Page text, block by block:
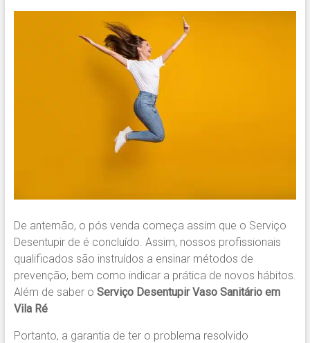
De antemão, o pós venda começa assim que o Serviço
Desentupir de é concluído. Assim, nossos profissionais
qualificados são instruídos a ensinar métodos de
prevenção, bem como indicar a prática de novos hábitos.
Além de saber o Serviço Desentupir Vaso Sanitário em
Vila Ré
Portanto, a garantia de ter o problema resolvido